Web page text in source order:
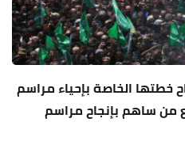
خطتها الخاصة بإحياء مراسم
من ساهم بإنجاح مراسم